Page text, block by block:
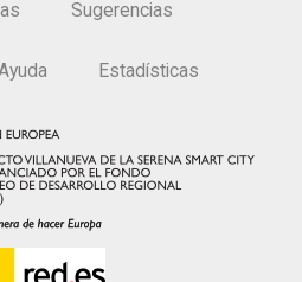
Sugerencias
Estadísticas